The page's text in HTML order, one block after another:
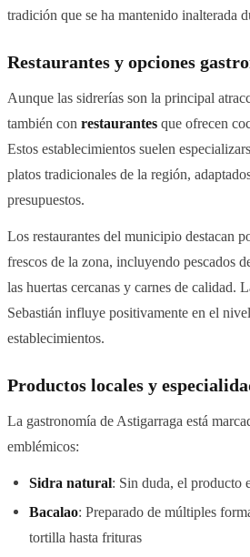
tradición que se ha mantenido inalterada
Restaurantes y opciones
Aunque las sidrerías son la principal
también con restaurantes que ofrecen
Estos establecimientos suelen
platos tradicionales de la región,
presupuestos.
Los restaurantes del municipio destacan
frescos de la zona, incluyendo pescados
las huertas cercanas y carnes de calidad.
Sebastián influye positivamente en el
establecimientos.
Productos locales y
La gastronomía de Astigarraga está
emblémicos:
Sidra natural: Sin duda, el producto
Bacalao: Preparado de múltiples
tortilla hasta frituras